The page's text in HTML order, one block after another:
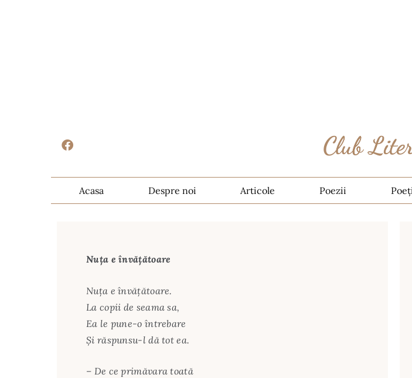
Acasa Despre noi Articole Poezii
Nuţa e învăţătoare
Nuţa e învăţătoare.
La copii de seama sa,
Ea le pune-o întrebare
Şi răspunsu-l dă tot ea.
– De ce primăvara toată